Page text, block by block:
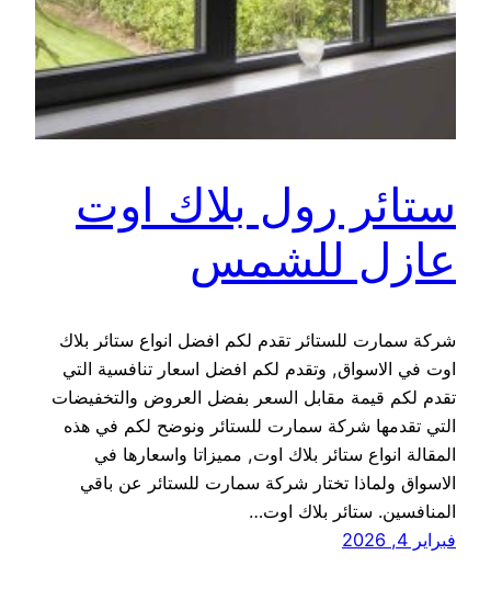
ستائر رول بلاك اوت
عازل للشمس
شركة سمارت للستائر تقدم لكم افضل انواع ستائر بلاك
اوت في الاسواق, وتقدم لكم افضل اسعار تنافسية التي
تقدم لكم قيمة مقابل السعر بفضل العروض والتخفيضات
التي تقدمها شركة سمارت للستائر ونوضح لكم في هذه
المقالة انواع ستائر بلاك اوت, مميزاتا واسعارها في
الاسواق ولماذا تختار شركة سمارت للستائر عن باقي
المنافسين. ستائر بلاك اوت…
فبراير 4, 2026